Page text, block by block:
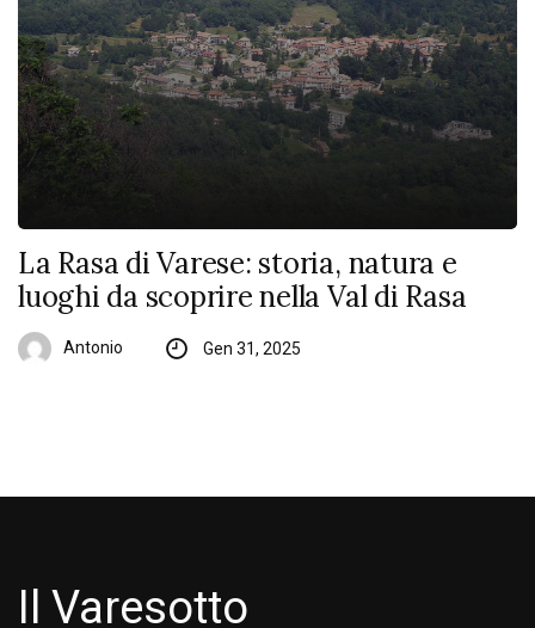
La Rasa di Varese: storia, natura e
luoghi da scoprire nella Val di Rasa
Antonio Gen 31, 2025
Il Varesotto